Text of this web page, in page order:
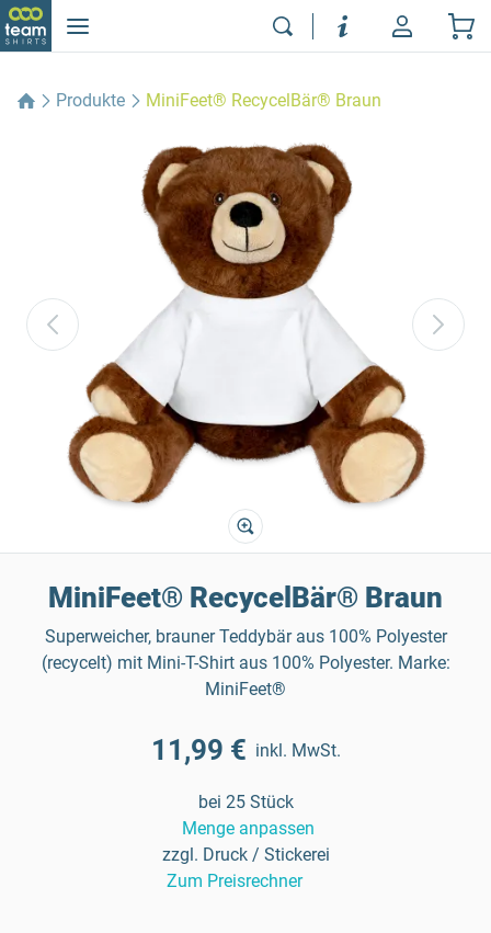
Produkte MiniFeet® RecycelBär® Braun
MiniFeet® RecycelBär® Braun
Superweicher, brauner Teddybär aus 100% Polyester
(recycelt) mit Mini-T-Shirt aus 100% Polyester. Marke:
MiniFeet®
11,99 € inkl. MwSt.
bei 25 Stück
Menge anpassen
zzgl. Druck / Stickerei
Zum Preisrechner